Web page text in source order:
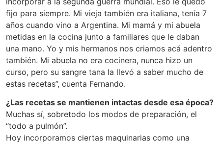
fijo para siempre. Mi vieja también era italiana, tenía 7
años cuando vino a Argentina. Mi mamá y mi abuela
metidas en la cocina junto a familiares que le daban
una mano. Yo y mis hermanos nos criamos acá adentro
también. Mi abuela no era cocinera, nunca hizo un
curso, pero su sangre tana la llevó a saber mucho de
estas recetas”, cuenta Fernando.
¿Las recetas se mantienen intactas desde esa época?
Muchas sí, sobretodo los modos de preparación, el
“todo a pulmón”.
Hoy incorporamos ciertas maquinarias como una